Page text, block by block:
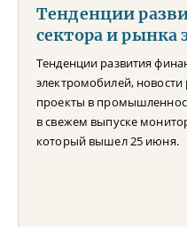
Тенденции
сектора и рынка
Тенденции развития
электромобилей,
проекты в
в свежем выпуске
который вышел 25 июня.